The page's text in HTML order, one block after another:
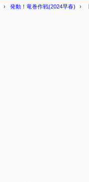
発動！竜巻作戦(2024早春)
3.1 特効